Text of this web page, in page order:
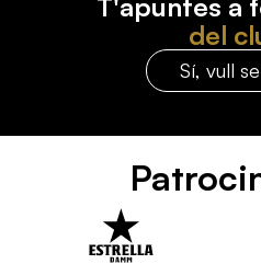
T'apuntes a
del
Sí, vull